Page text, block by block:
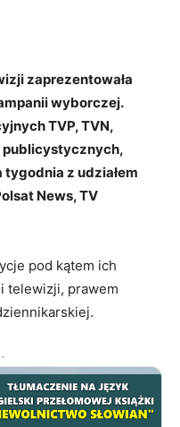
zaprezentowała
wyborczej.
TVP, TVN,
publicystycznych,
z udziałem
News, TV
pod kątem ich
telewizji, prawem